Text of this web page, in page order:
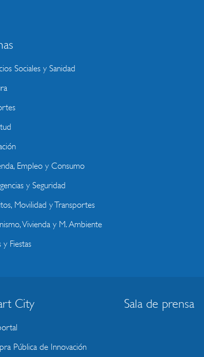
Sociales y Sanidad
Empleo y Consumo
y Seguridad
Movilidad y Transportes
Vivienda y M. Ambiente
y Fiestas
City
Pública de Innovación
Sala de prensa